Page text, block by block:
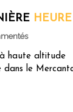
HEURE
à haute altitude
dans le